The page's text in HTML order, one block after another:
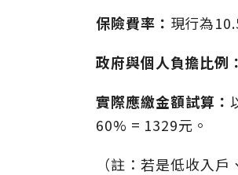
保險費率： 現行為
政府與個人負擔比例：
實際應繳金額試算：
60% = 1329元。
（註：若是低收入